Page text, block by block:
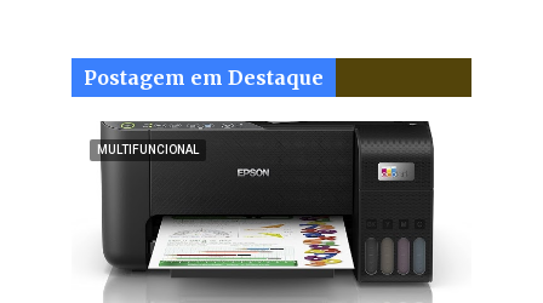
Postagem em Destaque
MULTIFUNCIONAL